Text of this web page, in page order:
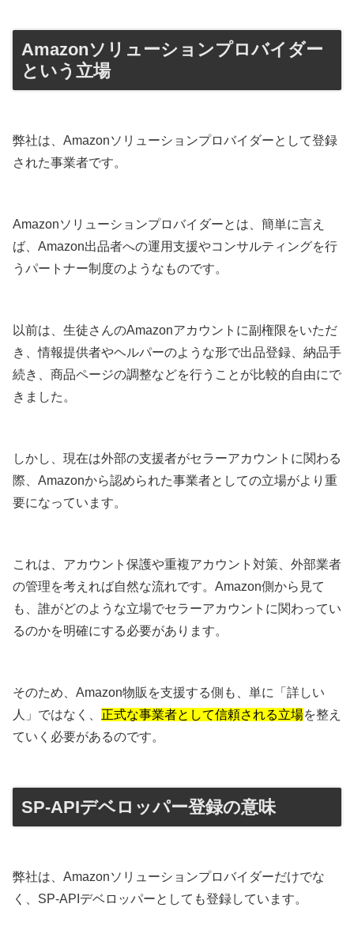
Amazonソリューションプロバイダー
という立場
弊社は、Amazonソリューションプロバイダーとして登録
された事業者です。
Amazonソリューションプロバイダーとは、簡単に言え
ば、Amazon出品者への運用支援やコンサルティングを行
うパートナー制度のようなものです。
以前は、生徒さんのAmazonアカウントに副権限をいただ
き、情報提供者やヘルパーのような形で出品登録、納品手
続き、商品ページの調整などを行うことが比較的自由にで
きました。
しかし、現在は外部の支援者がセラーアカウントに関わる
際、Amazonから認められた事業者としての立場がより重
要になっています。
これは、アカウント保護や重複アカウント対策、外部業者
の管理を考えれば自然な流れです。Amazon側から見て
も、誰がどのような立場でセラーアカウントに関わってい
るのかを明確にする必要があります。
そのため、Amazon物販を支援する側も、単に「詳しい
人」ではなく、 正式な事業者として信頼される立場を整え
ていく必要があるのです。
SP-APIデベロッパー登録の意味
弊社は、Amazonソリューションプロバイダーだけでな
く、SP-APIデベロッパーとしても登録しています。